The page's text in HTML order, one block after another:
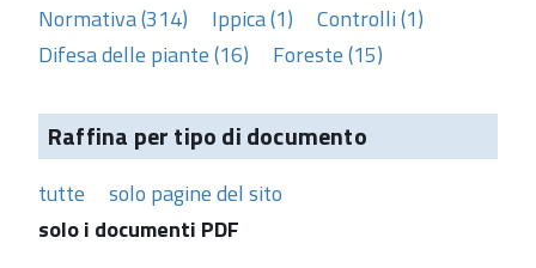
Normativa (314)
Ippica (1)
Controlli (1)
Difesa delle piante (16)
Foreste (15)
Raffina per tipo di documento
tutte
solo pagine del sito
solo i documenti PDF